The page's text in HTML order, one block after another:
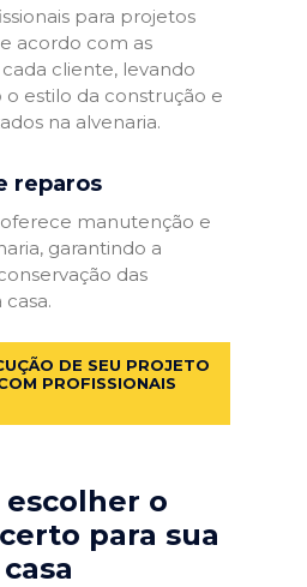
para projetos
acordo com as
cliente, levando
o estilo da construção e
na alvenaria.
reparos
manutenção e
garantindo a
das
DE SEU PROJETO
PROFISSIONAIS
escolher o
para sua
casa